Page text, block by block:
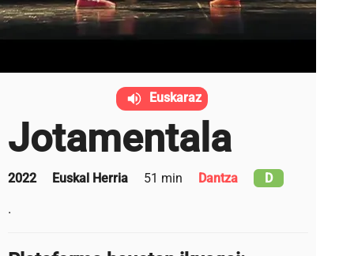
Jotamentala
2022 Euskal Herria 51 min Dantza D
.
Euskaraz